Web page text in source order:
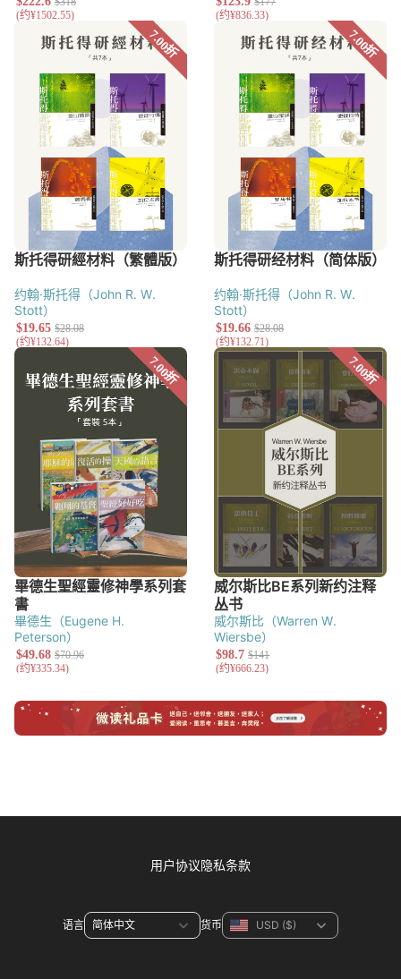
约翰·斯托得（John R. W.
Stott）
约翰·斯托得（John R. W.
Stott）
畢德生（Eugene H.
Peterson）
威尔斯比（Warren W.
Wiersbe）
用户协议隐私条款
语言 货币